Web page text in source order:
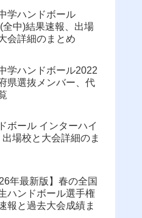
学ハンドボール
全中)結果速報、出場
会詳細のまとめ
学ハンドボール2022
県選抜メンバー、代
ボール インターハイ
出場校と大会詳細のま
年最新版】春の全国
ハンドボール選手権
報と過去大会成績ま